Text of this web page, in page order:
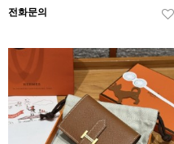
전화문의